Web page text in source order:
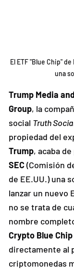
El ETF "Blue Chip"
una
Trump Media
Group, la
social Truth
propiedad del
Trump, acaba
SEC (Comisión
de EE.UU.) una
lanzar un nuevo
no se trata de
nombre
Crypto Blue Chip
directamente al
criptomonedas